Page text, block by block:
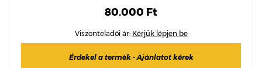
80.000 Ft
Viszonteladói ár: Kérjük lépjen be
Érdekel a termék - Ajánlatot kérek